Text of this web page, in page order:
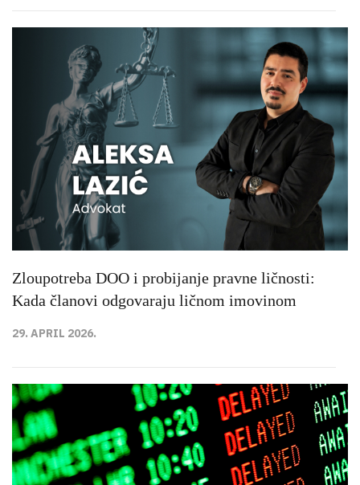
Zloupotreba DOO i probijanje pravne ličnosti:
Kada članovi odgovaraju ličnom imovinom
29. APRIL 2026.